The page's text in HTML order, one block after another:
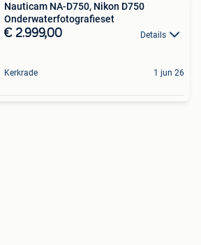
Nauticam NA-D750, Nikon D750
Onderwaterfotografieset
€ 2.999,00 Details
Kerkrade 1 jun 26